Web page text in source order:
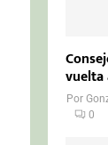
vuelta
Por
0